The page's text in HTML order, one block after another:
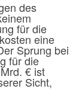
des
für die
eine
Sprung bei
für die
€ ist
Sicht,